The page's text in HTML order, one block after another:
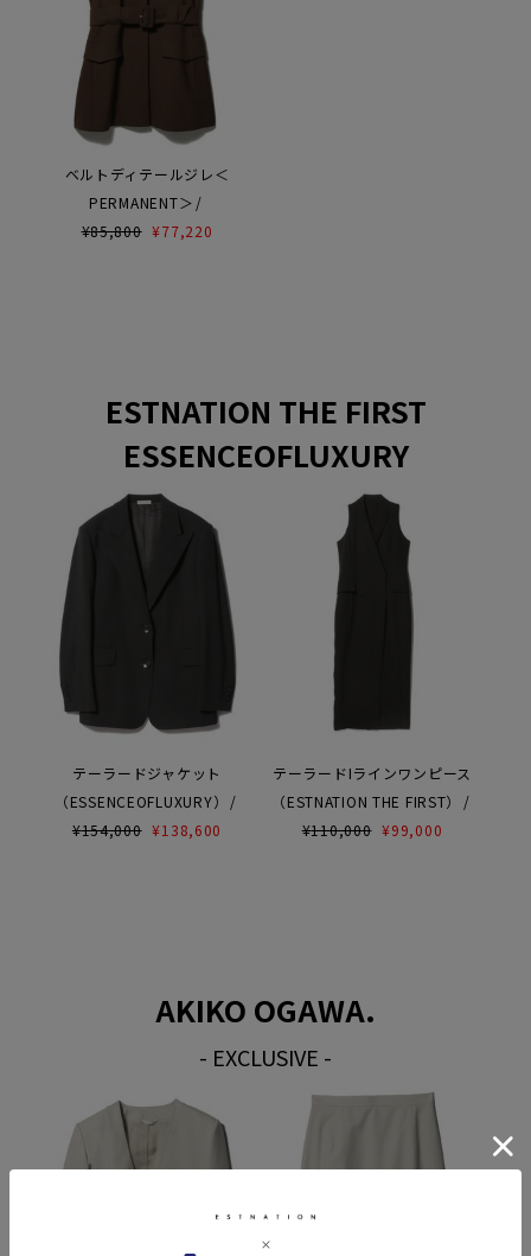
ベルトディテールジレ＜
PERMANENT＞
¥85,800 ¥77,220
ESTNATION THE FIRST
ESSENCEOFLUXURY
テーラードジャケット
（ESSENCEOFLUXURY）
¥154,000 ¥138,600
テーラードIラインワンピース
（ESTNATION THE FIRST）
¥110,000 ¥99,000
AKIKO OGAWA.
- EXCLUSIVE -